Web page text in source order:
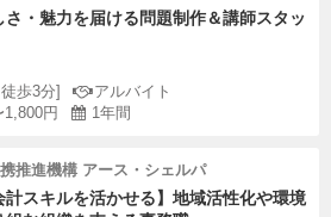
さ・魅力を届ける問題制作＆講師スタッ
歩3分]
アルバイト
円
1年間
推進機構 アース・シェルパ
計スキルを活かせる】地域活性化や環境